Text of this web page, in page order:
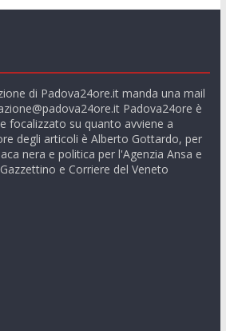
di Padova24ore.it manda una mail
Padova24ore è
focalizzato su quanto avviene a
degli articoli è Alberto Gottardo, per
nera e politica per l'Agenzia Ansa e
e Corriere del Veneto